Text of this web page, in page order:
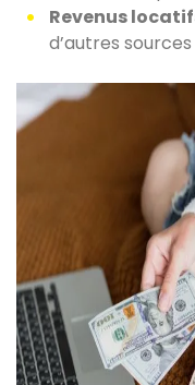
Revenus
d’autres